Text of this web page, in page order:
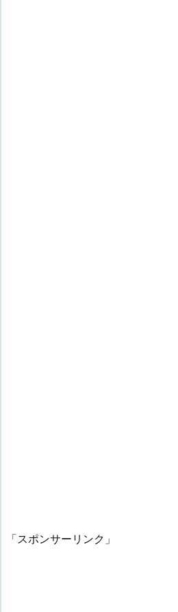
「スポンサーリンク」